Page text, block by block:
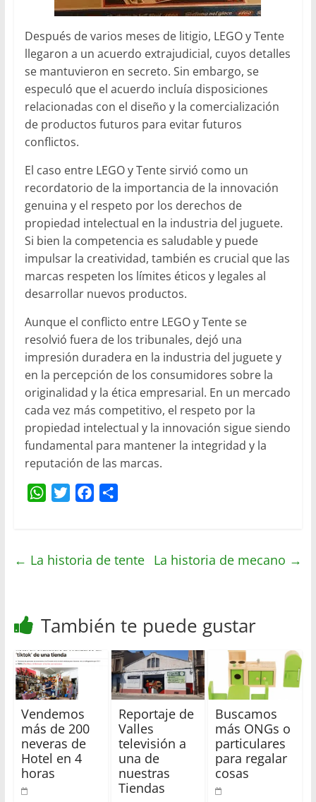
Después de varios meses de litigio, LEGO y Tente
llegaron a un acuerdo extrajudicial, cuyos detalles
se mantuvieron en secreto. Sin embargo, se
especuló que el acuerdo incluía disposiciones
relacionadas con el diseño y la comercialización
de productos futuros para evitar futuros
conflictos.
El caso entre LEGO y Tente sirvió como un
recordatorio de la importancia de la innovación
genuina y el respeto por los derechos de
propiedad intelectual en la industria del juguete.
Si bien la competencia es saludable y puede
impulsar la creatividad, también es crucial que las
marcas respeten los límites éticos y legales al
desarrollar nuevos productos.
Aunque el conflicto entre LEGO y Tente se
resolvió fuera de los tribunales, dejó una
impresión duradera en la industria del juguete y
en la percepción de los consumidores sobre la
originalidad y la ética empresarial. En un mercado
cada vez más competitivo, el respeto por la
propiedad intelectual y la innovación sigue siendo
fundamental para mantener la integridad y la
reputación de las marcas.
W
s
p
t
b
k
a
← La historia de tente La historia de mecano →
También te puede gustar
Vendemos
más de 200
neveras de
Hotel en 4
horas
Reportaje de
Valles
televisión a
una de
nuestras
Tiendas
Buscamos
más ONGs o
particulares
para regalar
cosas